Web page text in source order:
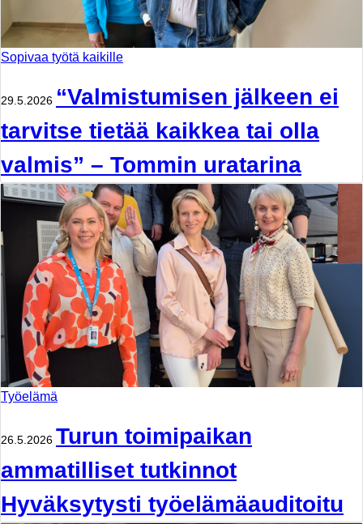
Sopivaa työtä kaikille
29.5.2026 “Valmistumisen jälkeen ei
tarvitse tietää kaikkea tai olla
valmis” – Tommin uratarina
Työelämä
26.5.2026 Turun toimipaikan
ammatilliset tutkinnot
Hyväksytysti työelämäauditoitu